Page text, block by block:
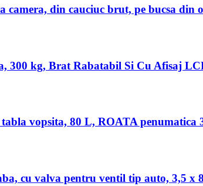
camera, din cauciuc brut, pe bucsa din
300 kg, Brat Rabatabil Si Cu Afisaj
vopsita, 80 L, ROATA penumatica
cu valva pentru ventil tip auto, 3,5 x